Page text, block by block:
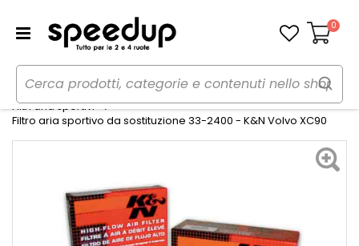
Carrello
0
Home Auto
Preparazioni sportive auto
Filtri aria sportivi
Filtro aria sportivo da sostituzione 33-2400 - K&N Volvo XC90